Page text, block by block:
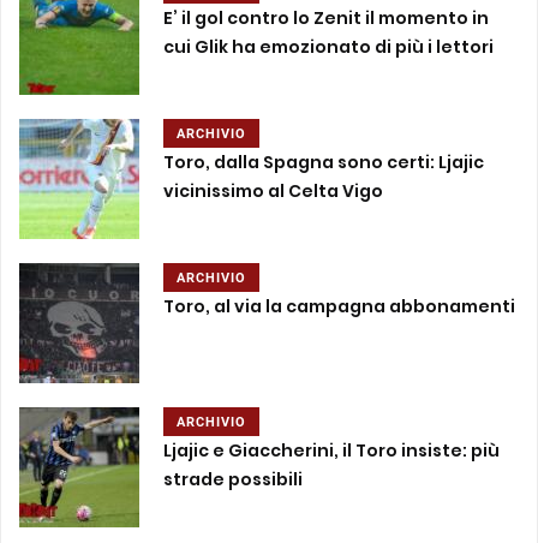
E’ il gol contro lo Zenit il momento in
cui Glik ha emozionato di più i lettori
ARCHIVIO
Toro, dalla Spagna sono certi: Ljajic
vicinissimo al Celta Vigo
ARCHIVIO
Toro, al via la campagna abbonamenti
ARCHIVIO
Ljajic e Giaccherini, il Toro insiste: più
strade possibili